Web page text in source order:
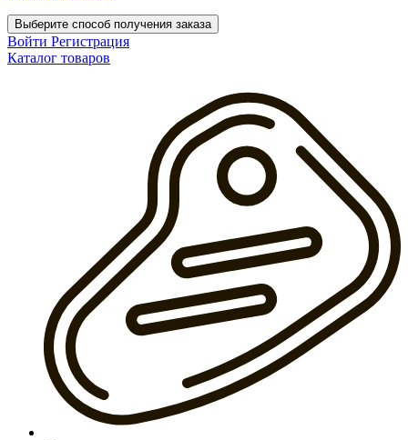
Выберите способ получения заказа
Войти Регистрация
Каталог товаров